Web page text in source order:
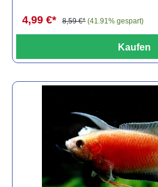
4,99 €* 8,59 €* (41.91% gespart)
Kaufen